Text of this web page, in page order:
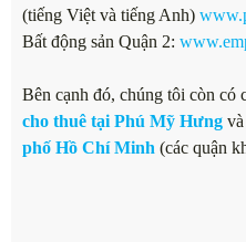
(tiếng Việt và tiếng Anh)
Bất động sản Quận 2:
Bên cạnh đó, chúng tôi còn có
cho thuê tại Phú Mỹ Hưng và
phố Hồ Chí Minh (các quận